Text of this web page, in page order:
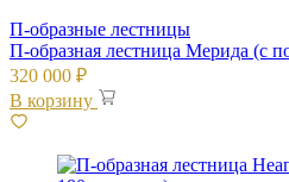
П-образные лестницы
П-образная лестница Мерида (с
320 000 ₽
В корзину